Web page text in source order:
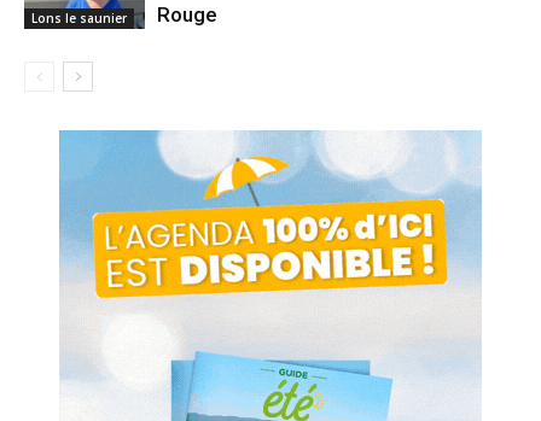
Lons le saunier
Rouge